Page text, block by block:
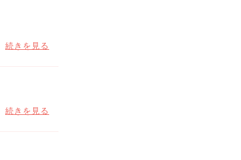
続きを見る
続きを見る